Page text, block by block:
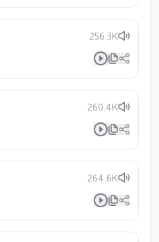
256.3K
260.4K
264.6K